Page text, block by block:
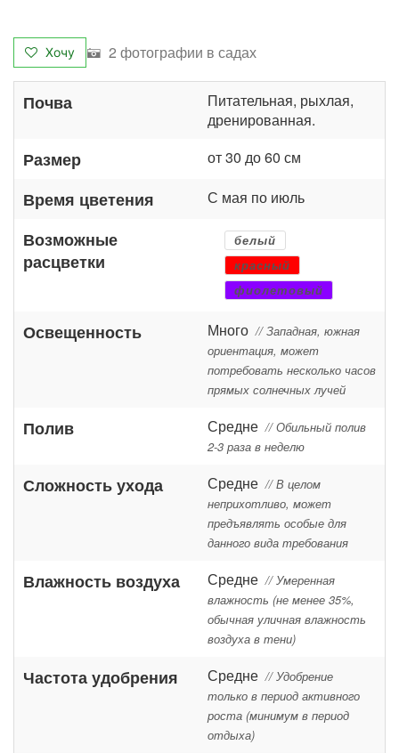
Хочу 2 фотографии в садах
Почва
Питательная, рыхлая,
дренированная.
Размер от 30 до 60 см
Время цветения С мая по июль
Возможные
расцветки
белый
красный
фиолетовый
Освещенность Много // Западная, южная
ориентация, может
потребовать несколько часов
прямых солнечных лучей
Полив Средне // Обильный полив
2-3 раза в неделю
Сложность ухода Средне // В целом
неприхотливо, может
предъявлять особые для
данного вида требования
Влажность воздуха Средне // Умеренная
влажность (не менее 35%,
обычная уличная влажность
воздуха в тени)
Частота удобрения Средне // Удобрение
только в период активного
роста (минимум в период
отдыха)